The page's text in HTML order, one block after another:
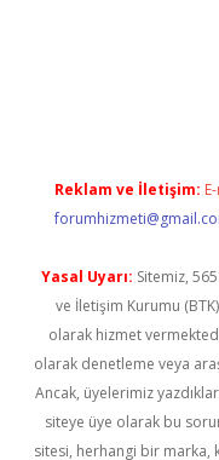
Reklam ve İletişim:
Yasal Uyarı: Sitemiz,
ve İletişim Kurumu
olarak hizmet
olarak denetleme veya
Ancak, üyelerimiz
siteye üye olarak bu
sitesi, herhangi bir marka,